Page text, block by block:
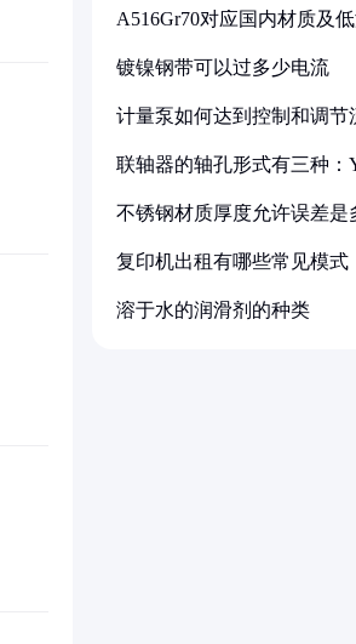
A516Gr70对应国内材质及
镀镍钢带可以过多少电流
计量泵如何达到控制和调节
联轴器的轴孔形式有三种：
不锈钢材质厚度允许误差是
复印机出租有哪些常见模式
溶于水的润滑剂的种类